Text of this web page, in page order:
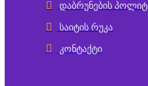
დაბრუნების
საიტის რუკა
კონტაქტი